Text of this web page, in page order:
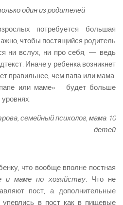
один из родителей
потребуется большая
чтобы постящийся родитель
ни вслух, ни про себя, — ведь
Иначе у ребенка возникнет
правильнее, чем папа или мама.
папе или маме» будет больше
семейный психолог, мама 10
детей
что вообще вполне постная
и маме по хозяйству. Что не
пост, а дополнительные
в пост как в пищевые